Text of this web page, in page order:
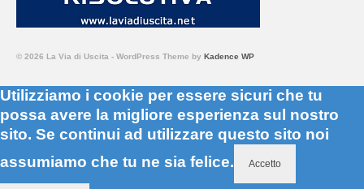
© 2026 La Via di Uscita - WordPress Theme by Kadence WP
Utilizziamo i cookie per essere sicuri che tu
possa avere la migliore esperienza sul nostro
sito. Se continui ad utilizzare questo sito noi
assumiamo che tu ne sia felice.
Accetto